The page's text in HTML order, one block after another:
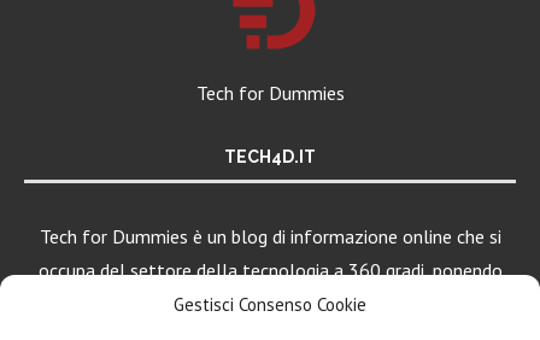
Gestisci Consenso Cookie
Tech for Dummies
TECH4D.IT
Tech for Dummies è un blog di informazione online che si
occupa del settore della tecnologia a 360 gradi, ponendo
una particolare attenzione al mondo Android, Apple e